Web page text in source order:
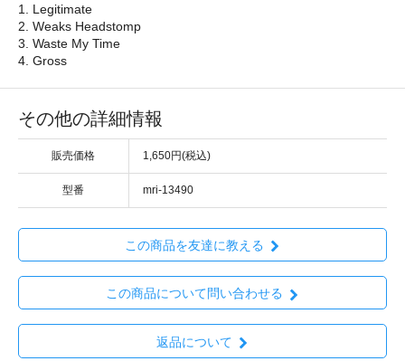
1. Legitimate
2. Weaks Headstomp
3. Waste My Time
4. Gross
その他の詳細情報
販売価格 1,650円(税込)
型番 mri-13490
この商品を友達に教える
この商品について問い合わせる
返品について